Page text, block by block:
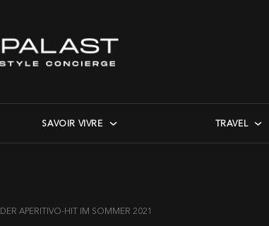
SAVOIR VIVRE TRAVEL
DER APERITIVO-HIT IM SOMMER 2021